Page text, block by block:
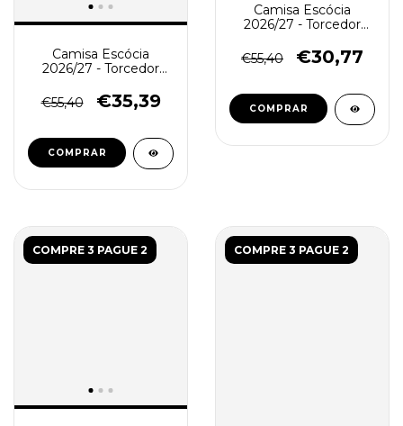
Camisa Escócia
2026/27 - Torcedor
€55,40
€35,39
COMPRAR
Camisa Escócia
2026/27 - Torcedor
€55,40
€30,77
COMPRAR
COMPRE 3 PAGUE 2 COMPRE 3 PAGUE 2